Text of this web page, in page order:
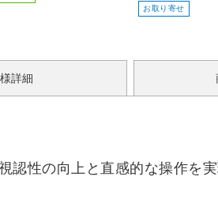
お取り寄せ
詳細
認性の向上と直感的な操作を